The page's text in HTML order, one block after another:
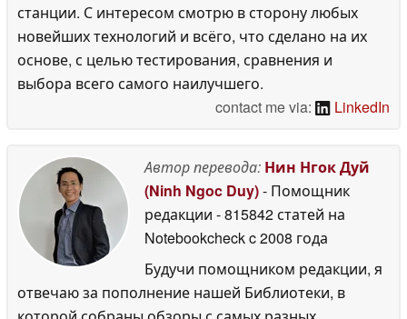
станции. С интересом смотрю в сторону любых
новейших технологий и всёго, что сделано на их
основе, с целью тестирования, сравнения и
выбора всего самого наилучшего.
contact me via:
LinkedIn
Автор перевода: Нин Нгок Дуй
(Ninh Ngoc Duy)- Помощник
редакции - 815842 статей на
Notebookcheckc 2008 года
Будучи помощником редакции, я
отвечаю за пополнение нашей Библиотеки, в